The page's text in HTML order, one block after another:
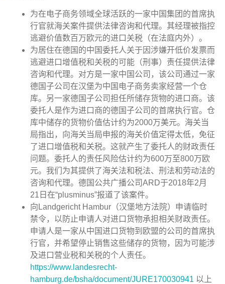
为在电子商务领域全球活跃的一家中国集团的首席执
行官就海关案件提供法律咨询和代理。其经理被指控
逃避价值数百万欧元的进口关税（在法庭内外）。
为居住在德国的中国委托人关于因涉嫌开低价发票而
逃避进口增值税和关税的可能（刑事）责任提供法律
咨询和代理。对方是一家中国公司，该公司通过一家
德国子公司在汉堡为中国电子商务卖家经营一个仓
库。另一家德国子公司担任所储存货物的进口商。该
委托人是作为进口商的德国子公司的首席执行官。仓
库中储存的货物价值估计约为2000万美元。海关当
局指出，向海关当局申报的海关价值定得太低，免征
了进口增值税和关税。这就产生了委托人的财政责任
问题。委托人的责任风险估计约为600万至800万欧
元。我们为其提供了海关法和税法、刑法和劳动法的
咨询和代理。德国公共广播公司 ARD于2018年2月
21 日在“plusminus”报道了该案件。
向 Landgericht Hambur （汉堡地方法院）申请临时
禁令，以防止申请人对进口货物承担相关财政责任。
申请人是一家从中国进口货物到欧盟的公司的首席执
行官，并希望停止销售这些储存的货物，因为可能涉
及进口营业税和关税的个人责任。
https://www.landesrecht-
hamburg.de/bsha/document/JURE170030941 以上